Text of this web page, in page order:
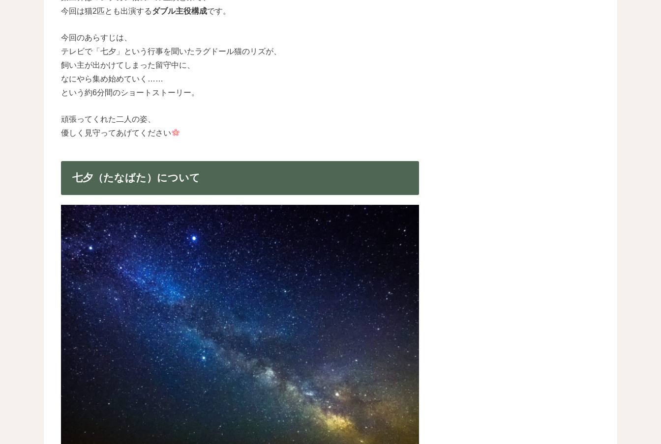
今回は猫2匹とも出演するダブル主役構成です。
今回のあらすじは、
テレビで「七夕」という行事を聞いたラグドール猫のリズが、
飼い主が出かけてしまった留守中に、
なにやら集め始めていく……
という約6分間のショートストーリー。
頑張ってくれた二人の姿、
優しく見守ってあげてください
七夕（たなばた）について